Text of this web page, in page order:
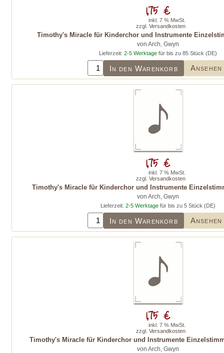
Timothy's Miracle für Kinderchor und Instrumente
von Arch, Gwyn
Lieferzeit: 2-5 Werktage für bis zu 85 Stück (DE)
In den Warenkorb Ansehen
1,75 €
inkl. 7 % MwSt.
zzgl. Versandkosten
Timothy's Miracle für Kinderchor und Instrumente
von Arch, Gwyn
Lieferzeit: 2-5 Werktage für bis zu 5 Stück (DE)
In den Warenkorb Ansehen
1,75 €
inkl. 7 % MwSt.
zzgl. Versandkosten
Timothy's Miracle für Kinderchor und Instrumente
von Arch, Gwyn
1,75 €
inkl. 7 % MwSt.
zzgl. Versandkosten